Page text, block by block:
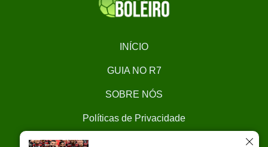
INÍCIO
GUIA NO R7
SOBRE NÓS
Políticas de Privacidade